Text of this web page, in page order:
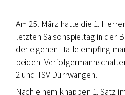
Am 25. März hatte die 1.
letzten Saisonspieltag in der
der eigenen Halle empfing
beiden
2 und TSV Dürrwangen.
Nach einem knappen 1. Satz